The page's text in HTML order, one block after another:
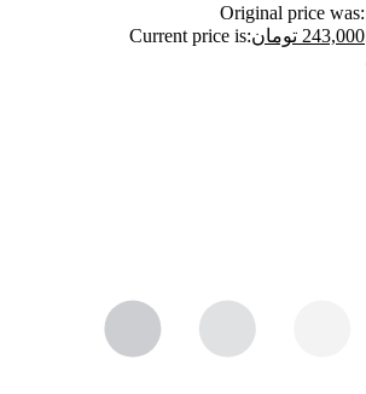
Original price was:
243,000 تومانCurrent price is: